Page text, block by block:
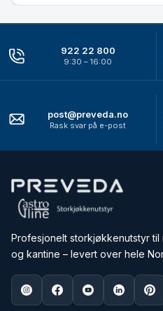
922 22 800
9:30 – 16:00
post@preveda.no
Rask svar på e-post
Profesjonelt storkjøkkenutstyr
og kantine – levert over hele